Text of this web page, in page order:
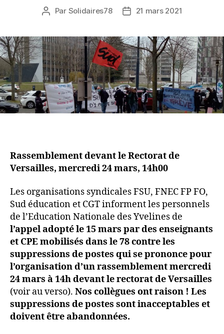
Auteur
Par Solidaires78
Date21 mars 2021
Rassemblement devant le Rectorat de
Versailles, mercredi 24 mars, 14h00
Les organisations syndicales FSU, FNEC FP FO,
Sud éducation et CGT informent les personnels
de l’Education Nationale des Yvelines de
l’appel adopté le 15 mars par des enseignants
et CPE mobilisés dans le 78 contre les
suppressions de postes qui se prononce pour
l’organisation d’un rassemblement mercredi
24 mars à 14h devant le rectorat de Versailles
(voir au verso). Nos collègues ont raison ! Les
suppressions de postes sont inacceptables et
doivent être abandonnées.